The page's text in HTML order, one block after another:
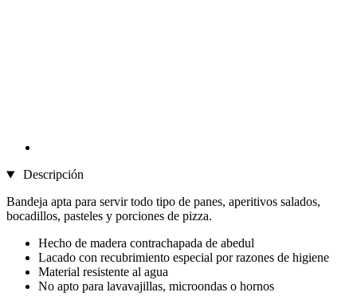
Descripción
Bandeja apta para servir todo tipo de panes, aperitivos salados,
bocadillos, pasteles y porciones de pizza.
Hecho de madera contrachapada de abedul
Lacado con recubrimiento especial por razones de higiene
Material resistente al agua
No apto para lavavajillas, microondas o hornos